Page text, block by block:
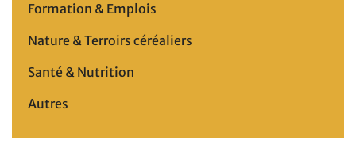
Formation & Emplois
Nature & Terroirs céréaliers
Santé & Nutrition
Autres